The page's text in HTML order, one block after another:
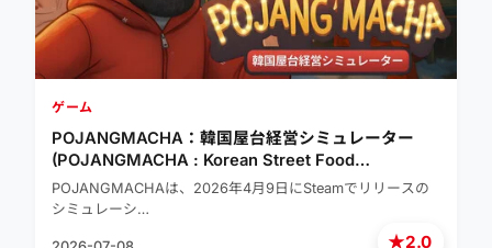
★2.0
ゲーム
POJANGMACHA：韓国屋台経営シミュレーター
(POJANGMACHA : Korean Street Food
Management Simulator)
POJANGMACHAは、2026年4月9日にSteamでリリースの
シミュレーシ…